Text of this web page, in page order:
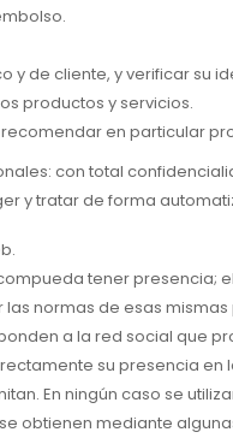
y de cliente, y verificar su
productos y servicios.
en particular
con total
y tratar de forma
tener
normas de esas
a la red social que
su presencia
En ningún caso se
obtienen mediante